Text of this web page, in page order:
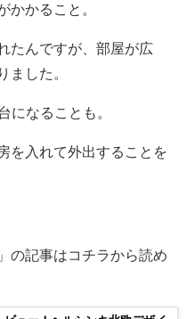
かかること。
たんですが、部屋が広
ました。
になることも。
を入れて外出することを
の記事はコチラから読め